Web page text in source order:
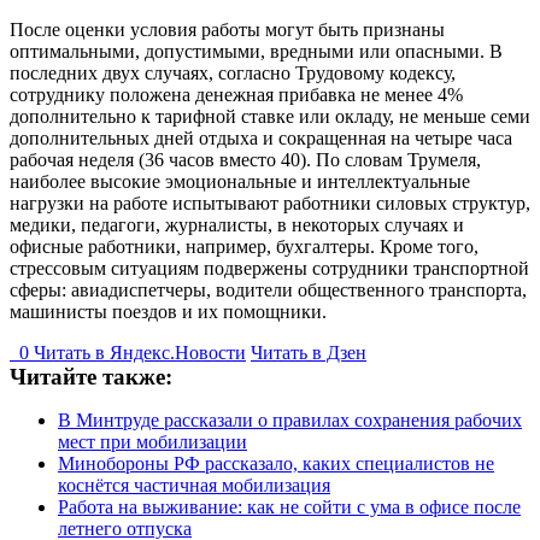
После оценки условия работы могут быть признаны
оптимальными, допустимыми, вредными или опасными. В
последних двух случаях, согласно Трудовому кодексу,
сотруднику положена денежная прибавка не менее 4%
дополнительно к тарифной ставке или окладу, не меньше семи
дополнительных дней отдыха и сокращенная на четыре часа
рабочая неделя (36 часов вместо 40). По словам Трумеля,
наиболее высокие эмоциональные и интеллектуальные
нагрузки на работе испытывают работники силовых структур,
медики, педагоги, журналисты, в некоторых случаях и
офисные работники, например, бухгалтеры. Кроме того,
стрессовым ситуациям подвержены сотрудники транспортной
сферы: авиадиспетчеры, водители общественного транспорта,
машинисты поездов и их помощники.
0 Читать в Яндекс.Новости Читать в Дзен
Читайте также:
В Минтруде рассказали о правилах сохранения рабочих
мест при мобилизации
Минобороны РФ рассказало, каких специалистов не
коснётся частичная мобилизация
Работа на выживание: как не сойти с ума в офисе после
летнего отпуска